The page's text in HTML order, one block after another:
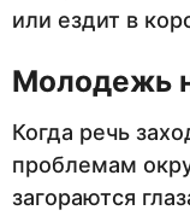
или ездит в
Молодежь
Когда речь
проблемам
загораются